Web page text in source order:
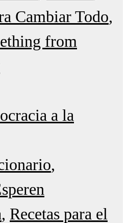
Cambiar Todo
from
a la
Recetas para el